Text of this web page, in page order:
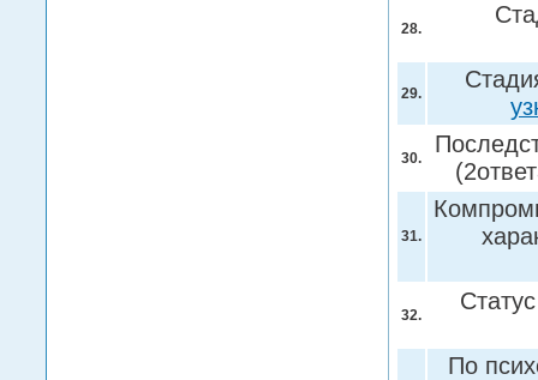
28.
29.
30.
31.
32.
По